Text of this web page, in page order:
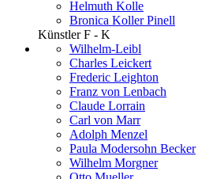
Helmuth Kolle
Bronica Koller Pinell
Künstler F - K
Wilhelm-Leibl
Charles Leickert
Frederic Leighton
Franz von Lenbach
Claude Lorrain
Carl von Marr
Adolph Menzel
Paula Modersohn Becker
Wilhelm Morgner